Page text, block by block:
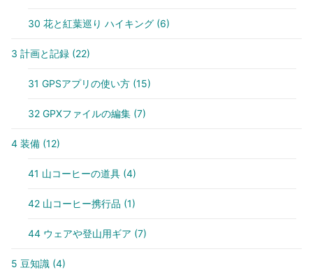
30 花と紅葉巡り ハイキング (6)
3 計画と記録 (22)
31 GPSアプリの使い方 (15)
32 GPXファイルの編集 (7)
4 装備 (12)
41 山コーヒーの道具 (4)
42 山コーヒー携行品 (1)
44 ウェアや登山用ギア (7)
5 豆知識 (4)